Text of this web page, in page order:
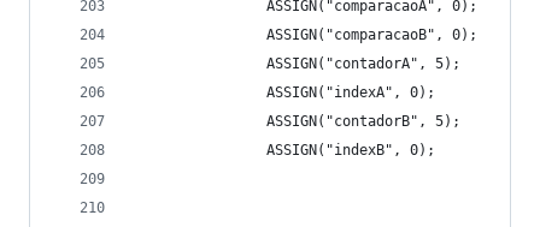
                ASSIGN("comparacaoA", 0);
                ASSIGN("comparacaoB", 0);
                ASSIGN("contadorA", 5);
                ASSIGN("indexA", 0);
                ASSIGN("contadorB", 5);
                ASSIGN("indexB", 0);